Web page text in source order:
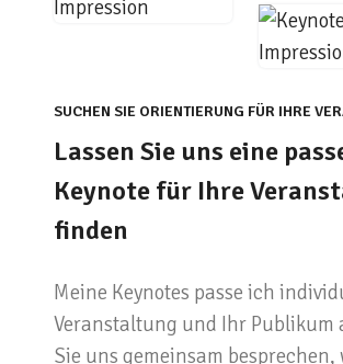
SUCHEN SIE ORIENTIERUNG FÜR IHRE
Lassen Sie uns eine
Keynote für Ihre
finden
Meine Keynotes passe ich
Veranstaltung und Ihr Publikum
Sie uns gemeinsam besprechen,